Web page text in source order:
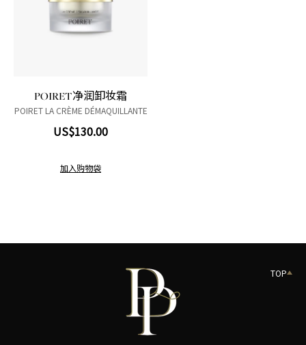
POIRET净润卸妆霜
POIRET LA CRÈME DÉMAQUILLANTE
US$130.00
加入购物袋
TOP